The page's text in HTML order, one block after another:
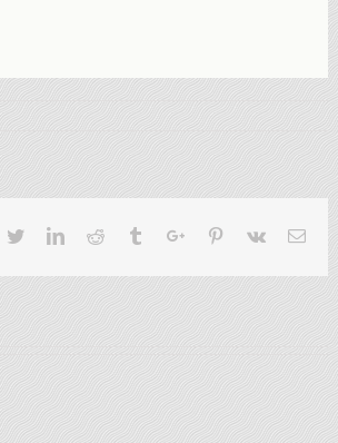
TwitterLinkedinReddit TumblrGoogle+Pinterest
Vk Email